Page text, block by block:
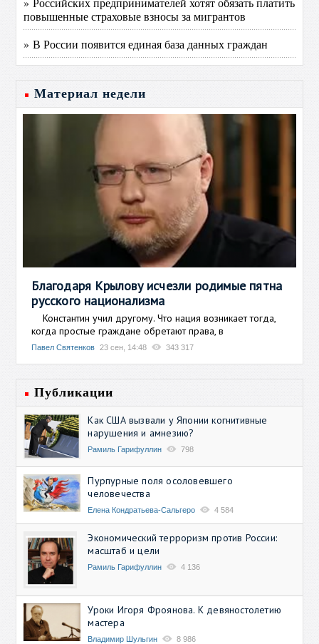
повышенные страховые взносы за мигрантов
» В России появится единая база данных граждан
Материал недели
Благодаря Крылову исчезли родимые пятна
русского национализма
Константин учил другому. Что нация возникает тогда,
когда простые граждане обретают права, в
Павел Святенков 23 сен, 14:48 343 317
Публикации
Как США вызвали у Японии когнитивные
нарушения и амнезию?
Рамиль Гарифуллин 798
Пурпурные поля осоловевшего
человечества
Елена Кондратьева-Сальгеро 4 584
Экономический терроризм против России:
масштаб и цели
Рамиль Гарифуллин 4 136
Уроки Игоря Фроянова. К девяностолетию
мастера
Владимир Шульгин 8 986